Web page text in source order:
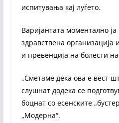
испитувања кај луѓето.
Варијантата моментално ја
здравствена организација
и превенција на болести
„Сметаме дека ова е вест
слушнат додека се
боцнат со есенските
„Модерна“.